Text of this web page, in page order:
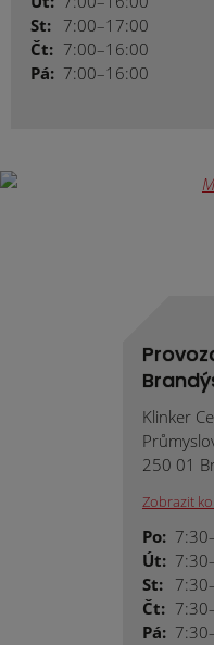
St: 7:00–17:00
Čt: 7:00–16:00
Pá: 7:00–16:00
Klinker
250 01
Zobrazit
Po:
Út:
St:
Čt:
Pá: